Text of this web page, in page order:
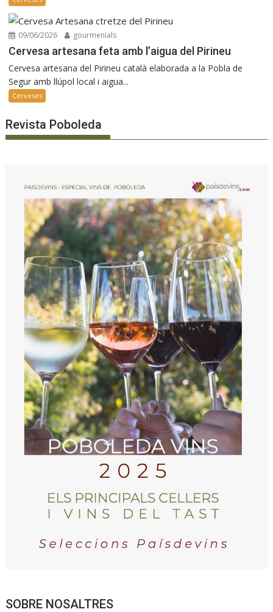
09/06/2026 gourmenials
Cervesa artesana feta amb l’aigua del Pirineu
Cervesa artesana del Pirineu català elaborada a la Pobla de
Segur amb llúpol local i aigua...
Cerveses
Revista Poboleda
SOBRE NOSALTRES